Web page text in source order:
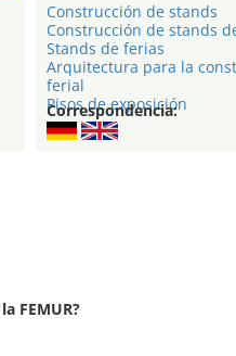
Construcción de stands
Construcción de stands
Stands de ferias
Arquitectura para la
ferial
Pisos de exposición
Correspondencia:
FEMUR?